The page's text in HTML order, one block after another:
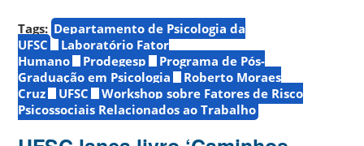
Tags: Departamento de Psicologia da
UFSC
Laboratório Fator
Humano
Prodegesp
Programa de Pós-
Graduação em Psicologia
Roberto Moraes
Cruz
UFSC
Workshop sobre Fatores de Risco
Psicossociais Relacionados ao Trabalho